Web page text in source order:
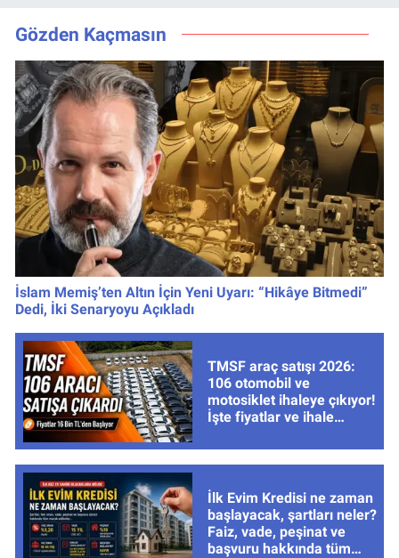
3. Ön Eleme Turu
Gözden Kaçmasın
İslam Memiş’ten Altın İçin Yeni Uyarı: “Hikâye Bitmedi”
Dedi, İki Senaryoyu Açıkladı
TMSF araç satışı 2026:
106 otomobil ve
motosiklet ihaleye çıkıyor!
İşte fiyatlar ve ihale
İlk Evim Kredisi ne zaman
başlayacak, şartları neler?
Faiz, vade, peşinat ve
başvuru hakkında tüm